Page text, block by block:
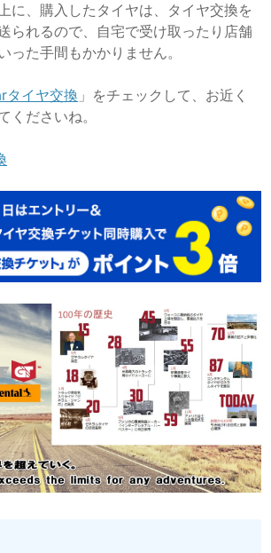
に、購入したタイヤは、タイヤ交換を
られるので、自宅で受け取ったり店舗
った手間もかかりません。
タイヤ交換 」をチェックして、お近く
くださいね。